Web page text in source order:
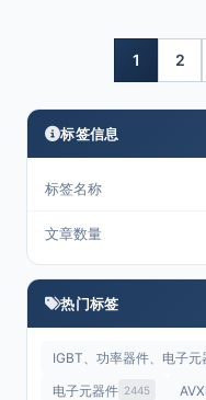
1 2
标签信息
标签名称
文章数量
热门标签
IGBT、功率器件、电子元
电子元器件 2445